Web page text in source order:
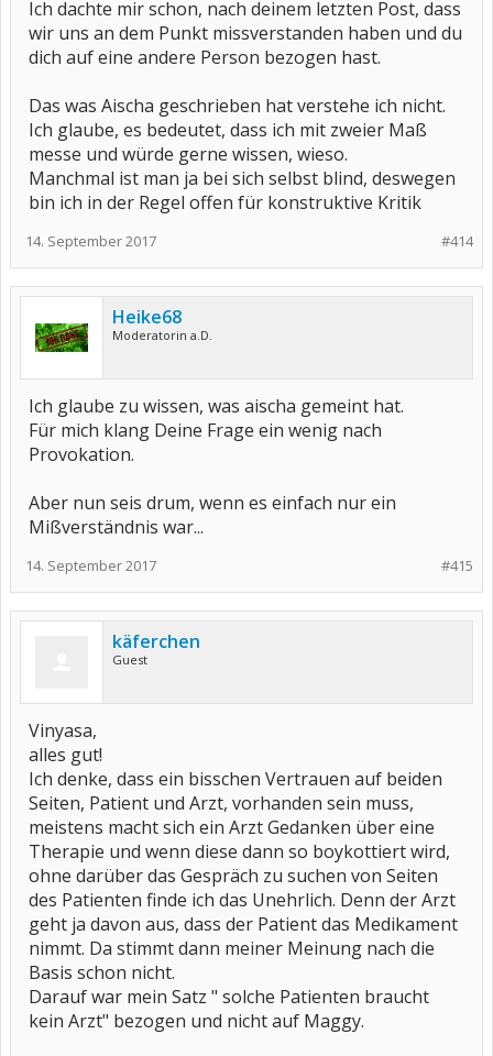
Ich dachte mir schon, nach deinem letzten Post, dass
wir uns an dem Punkt missverstanden haben und du
dich auf eine andere Person bezogen hast.
Das was Aischa geschrieben hat verstehe ich nicht.
Ich glaube, es bedeutet, dass ich mit zweier Maß
messe und würde gerne wissen, wieso.
Manchmal ist man ja bei sich selbst blind, deswegen
bin ich in der Regel offen für konstruktive Kritik
#414
14. September 2017
Heike68
Moderatorin a.D.
Ich glaube zu wissen, was aischa gemeint hat.
Für mich klang Deine Frage ein wenig nach
Provokation.
Aber nun seis drum, wenn es einfach nur ein
Mißverständnis war...
#415
14. September 2017
käferchen
Guest
Vinyasa,
alles gut!
Ich denke, dass ein bisschen Vertrauen auf beiden
Seiten, Patient und Arzt, vorhanden sein muss,
meistens macht sich ein Arzt Gedanken über eine
Therapie und wenn diese dann so boykottiert wird,
ohne darüber das Gespräch zu suchen von Seiten
des Patienten finde ich das Unehrlich. Denn der Arzt
geht ja davon aus, dass der Patient das Medikament
nimmt. Da stimmt dann meiner Meinung nach die
Basis schon nicht.
Darauf war mein Satz " solche Patienten braucht
kein Arzt" bezogen und nicht auf Maggy.